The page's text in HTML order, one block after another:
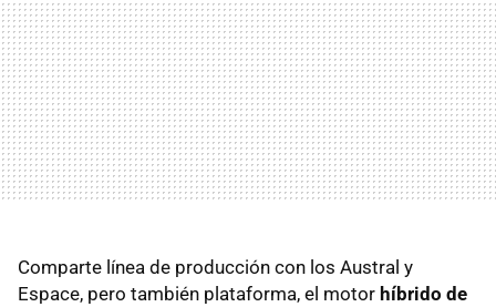
Comparte línea de producción con los Austral y
Espace, pero también plataforma, el motor híbrido de